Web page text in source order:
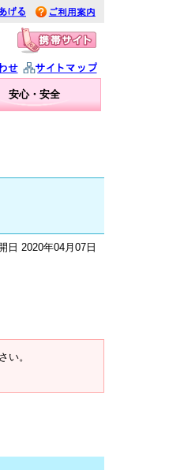
あげる
利用案内
わせ イトマップ
安心・安全
日 2020年04月07日
い。